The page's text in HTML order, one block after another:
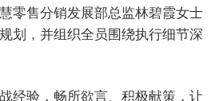
零售分销发展部总监林碧霞女士
划，并组织全员围绕执行细节深
经验，畅所欲言、积极献策，让